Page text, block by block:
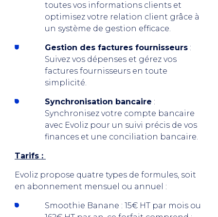
toutes vos informations clients et
optimisez votre relation client grâce à
un système de gestion efficace.
Gestion des factures fournisseurs :
Suivez vos dépenses et gérez vos
factures fournisseurs en toute
simplicité.
Synchronisation bancaire :
Synchronisez votre compte bancaire
avec Evoliz pour un suivi précis de vos
finances et une conciliation bancaire.
Tarifs :
Evoliz propose quatre types de formules, soit
en abonnement mensuel ou annuel :
Smoothie Banane : 15€ HT par mois ou